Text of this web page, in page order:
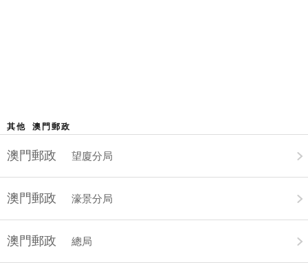
其他 澳門郵政
澳門郵政 望廈分局
澳門郵政 濠景分局
澳門郵政 總局